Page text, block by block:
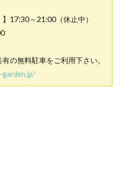
】17:30～21:00（休止中）
の無料駐車をご利用下さい。